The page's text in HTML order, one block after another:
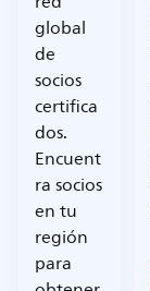
global
de
socios
certifica
dos.
Encuent
ra socios
en tu
región
para